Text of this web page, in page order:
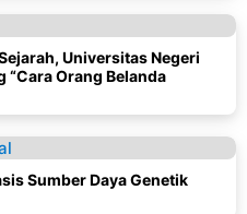
Universitas Negeri
“Cara Orang Belanda
Sumber Daya Genetik